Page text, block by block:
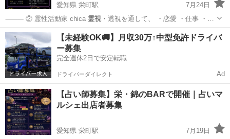
愛知県 栄町駅
7月24日
⸻ ② 霊性活動家 chica 霊視 ・透視を通して、 ・恋愛 ・仕事 ・…
愛知 名古屋市 栄町駅 その他 BAR
【未経験OK🚚】月収30万↑中型免許ドライバ
ー募集
完全週休2日で安定転職
ドライバーダイレクト Ad
【占い師募集】栄・錦のBARで開催｜占いマ
ルシェ出店者募集
愛知県 栄町駅
7月19日